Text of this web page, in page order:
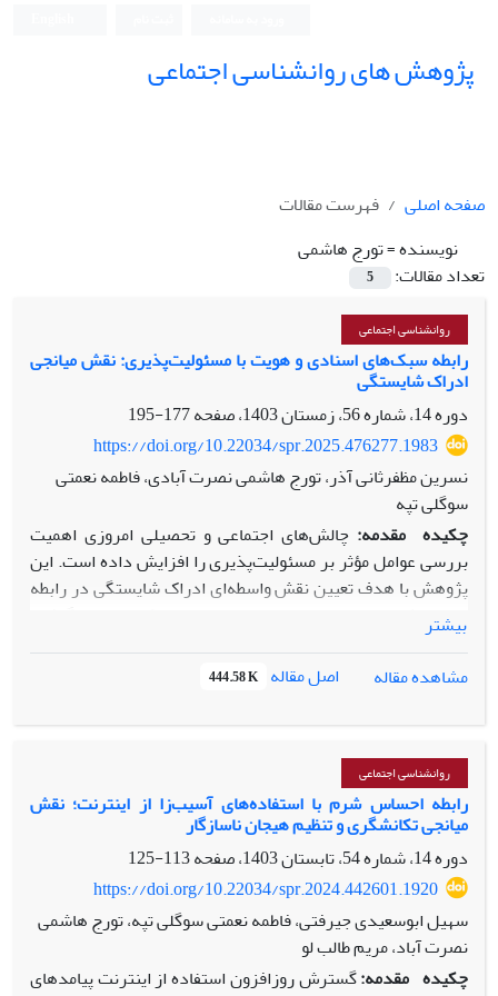
پژوهش های روانشناسی اجتماعی
صفحه اصلی
فهرست مقالات
نویسنده =تورج هاشمی
تعداد مقالات:
5
روانشناسی اجتماعی
رابطه سبک‌های اسنادی و هویت با مسئولیت‌پذیری: نقش میانجی
ادراک شایستگی
دوره 14، شماره 56، زمستان 1403، صفحه
177-195
https://doi.org/10.22034/spr.2025.476277.1983
نسرین مظفرثانی آذر، تورج هاشمی نصرت آبادی، فاطمه نعمتی
سوگلی تپه
چکیده مقدمه: چالش‌های اجتماعی و تحصیلی امروزی اهمیت
بررسی عوامل مؤثر بر مسئولیت‌پذیری را افزایش داده است. این
پژوهش با هدف تعیین نقش واسطه‌ای ادراک شایستگی در رابطه
بین سبک‌های اسنادی و هویت با مسئولیت‌پذیری انجام گرفت.
روش:این پژوهش، با توجه به اهداف، از نوع بنیادی و با توجه به
شیوه جمع­ آوری داده­ ها از نوع توصیفی- همبستگی و با توجه به
زمان، از نوع مقطعی بود. جامعه آماری شامل دانشجویان دانشگاه
تبریز در سال تحصیلی 1402-1403 بود که از میان آن‌ها ۳۷۸ نفر
هویت برزونسکی (1992)، پرسشنامه ادراک شایستگی هارتر
داده‌ها با استفاده ازمدل معادلات ساختاری تحلیل شد.
نتایج نشان داد که سبک اسناد درونی و هویت اطلاعاتی و هنجاری
تأثیر مثبت و معناداری بر مسئولیت‌پذیری و ادراک شایستگی
داشتند، درحالی‌که سبک اسناد بیرونی و هویت اجتنابی تأثیر
سبک­ اسناد درونی، سبک­های هویت اطلاعاتی و هنجاری بر
بیشتر
مشاهده مقاله
اصل مقاله 444.58 K
روانشناسی اجتماعی
رابطه احساس شرم با استفاده‌های آسیب‌زا از اینترنت؛ نقش
میانجی تکانشگری و تنظیم هیجان ناسازگار
دوره 14، شماره 54، تابستان 1403، صفحه
113-125
https://doi.org/10.22034/spr.2024.442601.1920
سهیل ابوسعیدی جیرفتی، فاطمه نعمتی سوگلی تپه، تورج هاشمی
نصرت آباد، مریم طالب لو
چکیده مقدمه:گسترش روزافزون استفاده از اینترنت پیامدهای